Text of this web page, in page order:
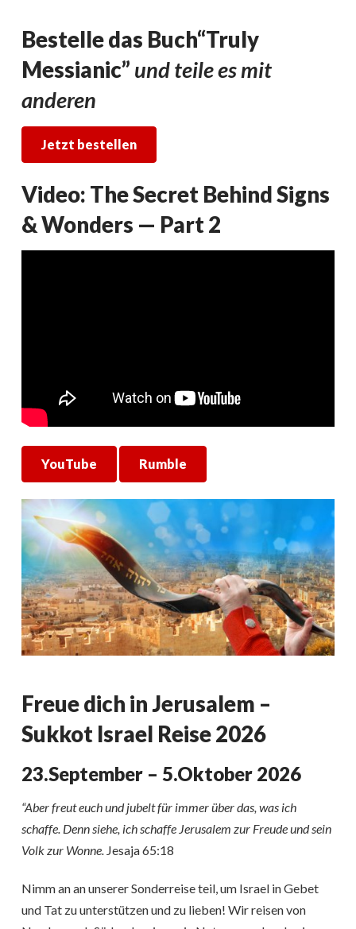
Bestelle das Buch“Truly
Messianic” und teile es mit
anderen
Jetzt bestellen
Video: The Secret Behind Signs
& Wonders — Part 2
YouTube Rumble
Freue dich in Jerusalem –
Sukkot Israel Reise 2026
23.September – 5.Oktober 2026
“Aber freut euch und jubelt für immer über das, was ich
schaffe. Denn siehe, ich schaffe Jerusalem zur Freude und sein
Volk zur Wonne.Jesaja 65:18
Nimm an an unserer Sonderreise teil, um Israel in Gebet
und Tat zu unterstützen und zu lieben! Wir reisen von